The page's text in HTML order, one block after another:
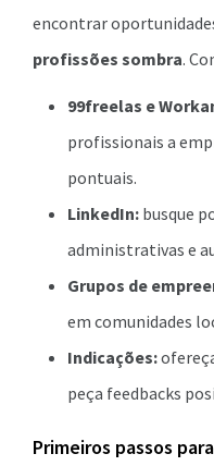
encontrar
profissões sombra.
99freelas e
profissionais a
pontuais.
LinkedIn: busque
administrativas e
Grupos de
em comunidades
Indicações:
peça feedbacks
Primeiros passos